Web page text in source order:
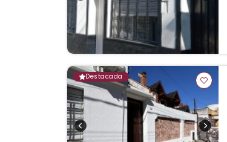
Destacada